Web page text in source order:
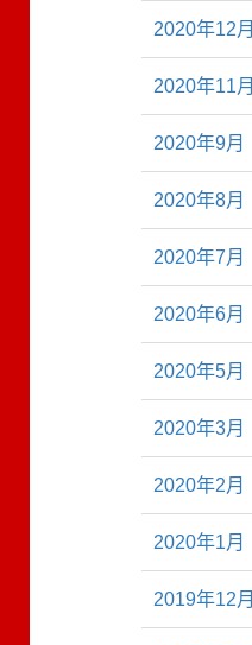
2020年12月
2020年11月
2020年9月
2020年8月
2020年7月
2020年6月
2020年5月
2020年3月
2020年2月
2020年1月
2019年12月